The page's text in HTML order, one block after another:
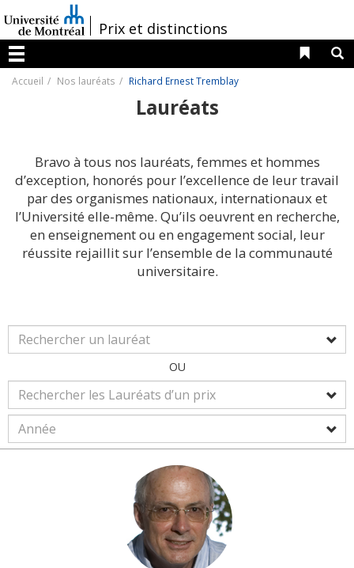
au
contenu
/Prix et distinctions
Menu
Liens
Accueil Nos lauréats Richard Ernest Tremblay
Lauréats
Bravo à tous nos lauréats, femmes et hommes
d’exception, honorés pour l’excellence de leur travail
par des organismes nationaux, internationaux et
l’Université elle-même. Qu’ils oeuvrent en recherche,
en enseignement ou en engagement social, leur
réussite rejaillit sur l’ensemble de la communauté
universitaire.
OU